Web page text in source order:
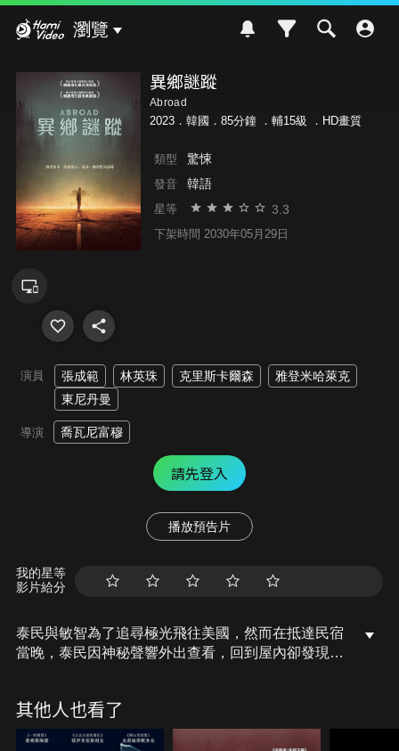
瀏覽
異鄉謎蹤
Abroad
2023．韓國．85分鐘 ． 輔15級 ．HD畫質
類型 驚悚
發音 韓語
星等 3.3
下架時間 2030年05月29日
演員 張成範 林英珠 克里斯卡爾森
雅登米哈萊克
東尼丹曼
導演 喬瓦尼富穆
請先登入
播放預告片
我的星等
影片給分
泰民與敏智為了追尋極光飛往美國，然而在抵達民宿
當晚，泰民因神秘聲響外出查看，回到屋內卻發現敏
了洗脫罪名並尋回失蹤女友，泰民被迫展開一場危機
四伏的逃亡與追查，而隱藏在異國深處的真相也正一
其他人也看了